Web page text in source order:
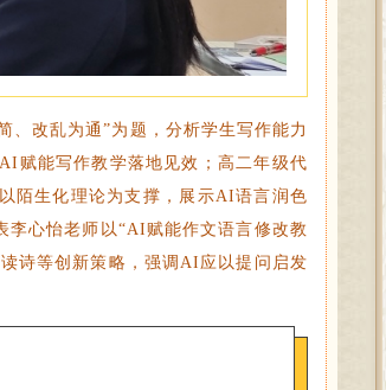
、改乱为通”为题，分析学生写作能力
赋能写作教学落地见效；高二年级代
陌生化理论为支撑，展示AI语言润色
李心怡老师以“AI赋能作文语言修改教
诗等创新策略，强调AI应以提问启发